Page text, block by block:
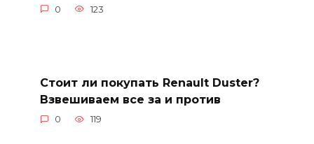
0 123
Стоит ли покупать Renault Duster?
Взвешиваем все за и против
0 119